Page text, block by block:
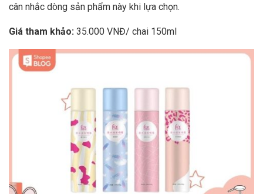
cân nhắc dòng sản phẩm này khi lựa chọn.
Giá tham khảo: 35.000 VNĐ/ chai 150ml